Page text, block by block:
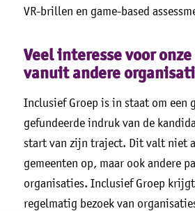
VR-brillen en game-based
Veel interesse voor
vanuit andere
Inclusief Groep is in staat om een
gefundeerde indruk van de
start van zijn traject. Dit valt niet
gemeenten op, maar ook andere
organisaties. Inclusief Groep
regelmatig bezoek van